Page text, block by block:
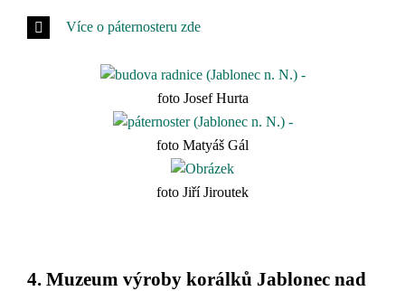
Více o páternosteru zde
foto Josef Hurta
foto Matyáš Gál
foto Jiří Jiroutek
4. Muzeum výroby korálků Jablonec nad